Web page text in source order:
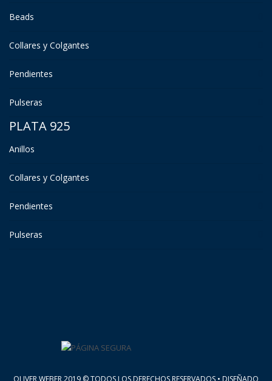
Beads
Collares y Colgantes
Pendientes
Pulseras
PLATA 925
Anillos
Collares y Colgantes
Pendientes
Pulseras